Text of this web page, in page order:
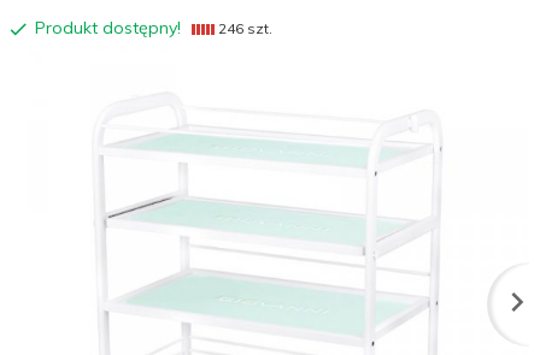
Produkt dostępny! 246 szt.